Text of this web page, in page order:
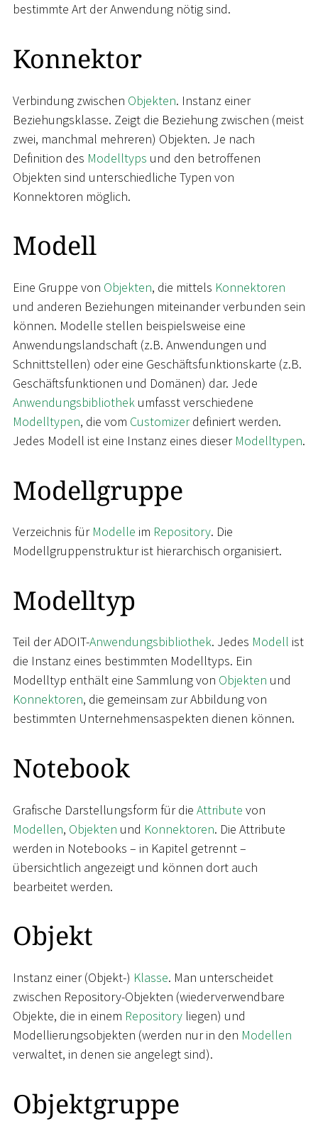
bestimmte Art der Anwendung nötig sind.
Konnektor
Verbindung zwischen Objekten. Instanz einer
Beziehungsklasse. Zeigt die Beziehung zwischen (meist
zwei, manchmal mehreren) Objekten. Je nach
Definition des Modelltyps und den betroffenen
Objekten sind unterschiedliche Typen von
Konnektoren möglich.
Modell
Eine Gruppe von Objekten, die mittels Konnektoren
und anderen Beziehungen miteinander verbunden sein
können. Modelle stellen beispielsweise eine
Anwendungslandschaft (z.B. Anwendungen und
Schnittstellen) oder eine Geschäftsfunktionskarte (z.B.
Geschäftsfunktionen und Domänen) dar. Jede
Anwendungsbibliothek umfasst verschiedene
Modelltypen, die vom Customizerdefiniert werden.
Jedes Modell ist eine Instanz eines dieser Modelltypen.
Modellgruppe
Verzeichnis für Modelle im Repository. Die
Modellgruppenstruktur ist hierarchisch organisiert.
Modelltyp
Teil der ADOIT-Anwendungsbibliothek. Jedes Modell ist
die Instanz eines bestimmten Modelltyps. Ein
Modelltyp enthält eine Sammlung von Objekten und
Konnektoren, die gemeinsam zur Abbildung von
bestimmten Unternehmensaspekten dienen können.
Notebook
Grafische Darstellungsform für die Attribute von
Modellen, Objekten und Konnektoren. Die Attribute
werden in Notebooks – in Kapitel getrennt –
übersichtlich angezeigt und können dort auch
bearbeitet werden.
Objekt
Instanz einer (Objekt-) Klasse. Man unterscheidet
zwischen Repository-Objekten (wiederverwendbare
Objekte, die in einem Repository liegen) und
Modellierungsobjekten (werden nur in den Modellen
verwaltet, in denen sie angelegt sind).
Objektgruppe